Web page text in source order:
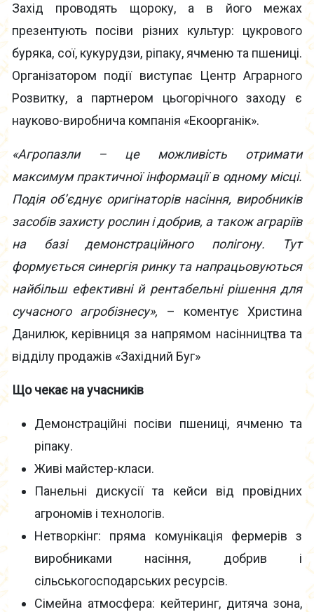
Захід проводять щороку, а в його межах
презентують посіви різних культур: цукрового
буряка, сої, кукурудзи, ріпаку, ячменю та пшениці.
Організатором події виступає Центр Аграрного
Розвитку, а партнером цьогорічного заходу є
науково-виробнича компанія «Екоорганік».
«Агропазли – це можливість отримати
максимум практичної інформації в одному місці.
Подія об’єднує оригінаторів насіння, виробників
засобів захисту рослин і добрив, а також аграріїв
на базі демонстраційного полігону. Тут
формується синергія ринку та напрацьовуються
найбільш ефективні й рентабельні рішення для
сучасного агробізнесу», – коментує Христина
Данилюк, керівниця за напрямом насінництва та
відділу продажів «Західний Буг»
Що чекає на учасників
Демонстраційні посіви пшениці, ячменю та
ріпаку.
Живі майстер-класи.
Панельні дискусії та кейси від провідних
агрономів і технологів.
Нетворкінг: пряма комунікація фермерів з
виробниками насіння, добрив і
сільськогосподарських ресурсів.
Сімейна атмосфера: кейтеринг, дитяча зона,